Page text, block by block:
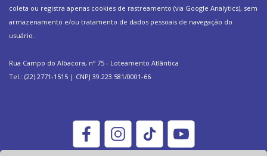
coleta ou registra apenas cookies de rastreamento (via Google Analytics), sem
armazenamento e/ou tratamento de dados pessoais de navegação do
usuário.
Rua Campo do Albacora, nº 75 - Loteamento Atlântica
Tel.: (22) 2771-1515 | CNPJ 39.223.581/0001-66